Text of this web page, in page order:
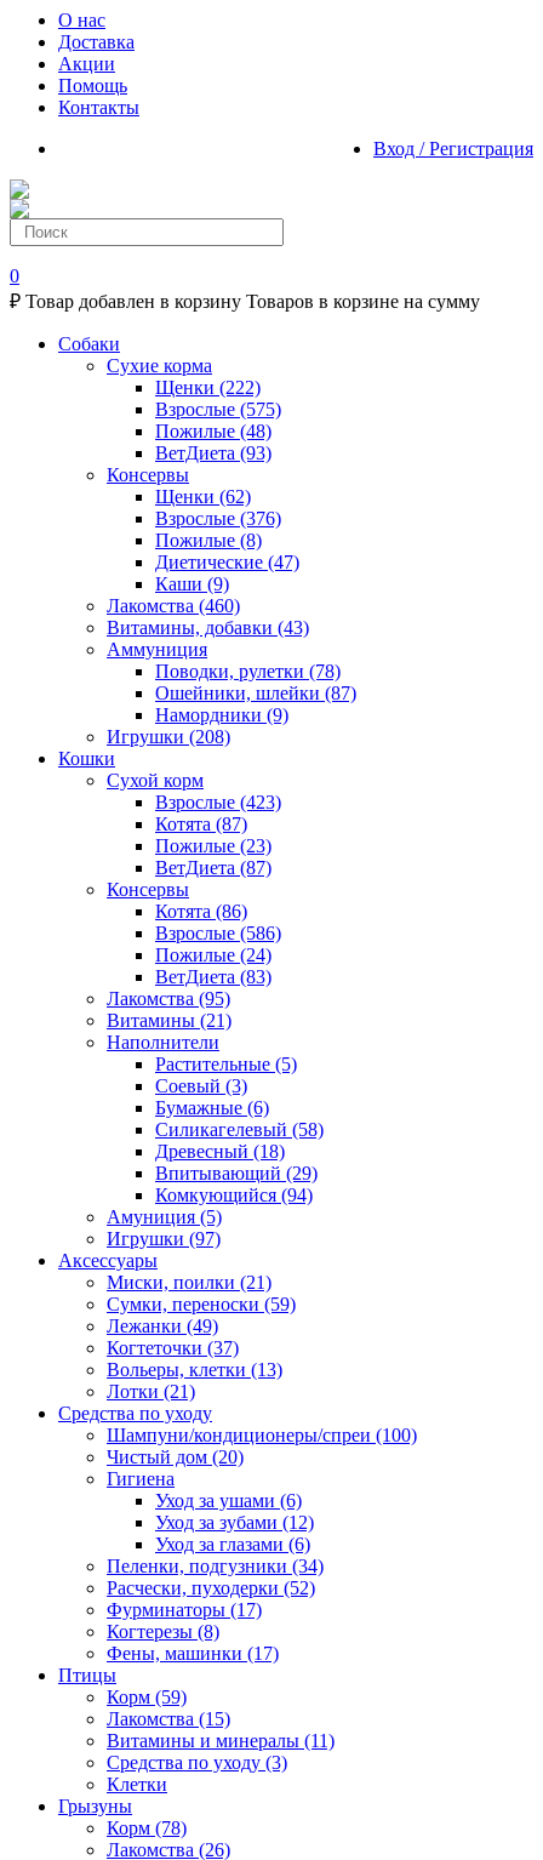
О нас
Доставка
Акции
Помощь
Контакты
Вход / Регистрация
0
₽ Товар добавлен в корзину Товаров в корзине на сумму
Собаки
Сухие корма
Щенки (222)
Взрослые (575)
Пожилые (48)
ВетДиета (93)
Консервы
Щенки (62)
Взрослые (376)
Пожилые (8)
Диетические (47)
Каши (9)
Лакомства (460)
Витамины, добавки (43)
Аммуниция
Поводки, рулетки (78)
Ошейники, шлейки (87)
Намордники (9)
Игрушки (208)
Кошки
Сухой корм
Взрослые (423)
Котята (87)
Пожилые (23)
ВетДиета (87)
Консервы
Котята (86)
Взрослые (586)
Пожилые (24)
ВетДиета (83)
Лакомства (95)
Витамины (21)
Наполнители
Растительные (5)
Соевый (3)
Бумажные (6)
Силикагелевый (58)
Древесный (18)
Впитывающий (29)
Комкующийся (94)
Амуниция (5)
Игрушки (97)
Аксессуары
Миски, поилки (21)
Сумки, переноски (59)
Лежанки (49)
Когтеточки (37)
Вольеры, клетки (13)
Лотки (21)
Средства по уходу
Шампуни/кондиционеры/спреи (100)
Чистый дом (20)
Гигиена
Уход за ушами (6)
Уход за зубами (12)
Уход за глазами (6)
Пеленки, подгузники (34)
Расчески, пуходерки (52)
Фурминаторы (17)
Когтерезы (8)
Фены, машинки (17)
Птицы
Корм (59)
Лакомства (15)
Витамины и минералы (11)
Средства по уходу (3)
Клетки
Грызуны
Корм (78)
Лакомства (26)